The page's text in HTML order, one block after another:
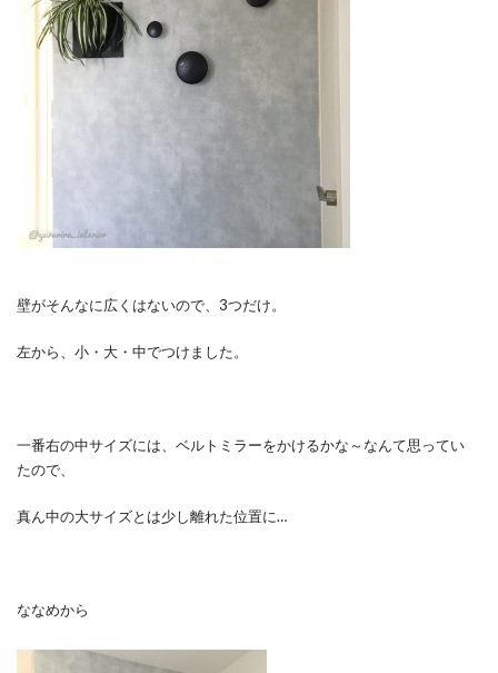
壁がそんなに広くはないので、3つだけ。
左から、小・大・中でつけました。
一番右の中サイズには、ベルトミラーをかけるかな～なんて思ってい
たので、
真ん中の大サイズとは少し離れた位置に…
ななめから